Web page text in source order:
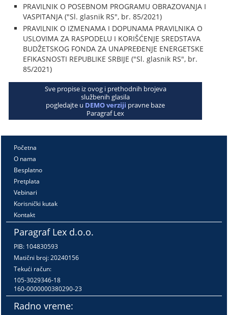
PRAVILNIK O POSEBNOM PROGRAMU OBRAZOVANJA I
VASPITANJA ("Sl. glasnik RS", br. 85/2021)
PRAVILNIK O IZMENAMA I DOPUNAMA PRAVILNIKA O
USLOVIMA ZA RASPODELU I KORIŠĆENJE SREDSTAVA
BUDŽETSKOG FONDA ZA UNAPREĐENJE ENERGETSKE
EFIKASNOSTI REPUBLIKE SRBIJE ("Sl. glasnik RS", br.
85/2021)
Sve propise iz ovog i prethodnih brojeva
službenih glasila
pogledajte u DEMO verziji pravne baze
Paragraf Lex
Početna
O nama
Besplatno
Pretplata
Vebinari
Korisnički kutak
Kontakt
Paragraf Lex d.o.o.
PIB: 104830593
Matični broj: 20240156
Tekući račun:
105-3029346-18
160-0000000380290-23
Radno vreme: